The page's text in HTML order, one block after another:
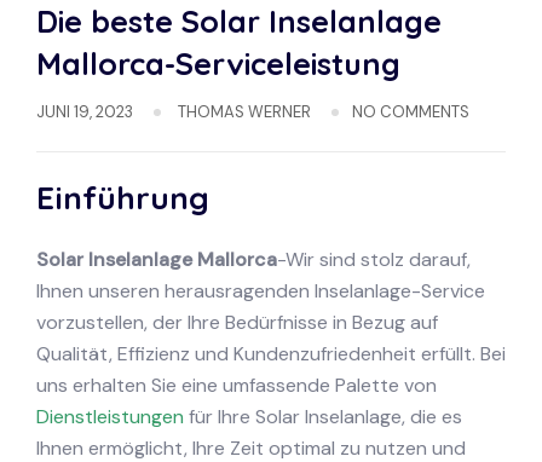
Die beste Solar Inselanlage
Mallorca-Serviceleistung
JUNI 19, 2023 THOMAS WERNER NO COMMENTS
Einführung
Solar Inselanlage Mallorca-Wir sind stolz darauf,
Ihnen unseren herausragenden Inselanlage-Service
vorzustellen, der Ihre Bedürfnisse in Bezug auf
Qualität, Effizienz und Kundenzufriedenheit erfüllt. Bei
uns erhalten Sie eine umfassende Palette von
Dienstleistungen für Ihre Solar Inselanlage, die es
Ihnen ermöglicht, Ihre Zeit optimal zu nutzen und